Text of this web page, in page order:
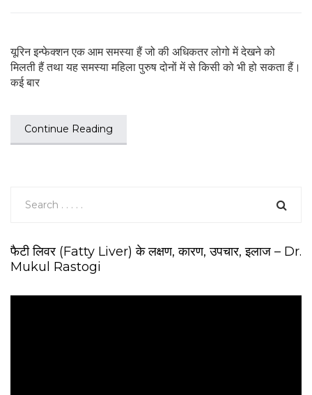
यूरिन इन्फेक्शन एक आम समस्या हैं जो की अधिकतर लोगो में देखने को
मिलती हैं तथा यह समस्या महिला पुरुष दोनों में से किसी को भी हो सकता हैं।
कई बार
Continue Reading
फैटी लिवर (Fatty Liver) के लक्षण, कारण, उपचार, इलाज – Dr.
Mukul Rastogi